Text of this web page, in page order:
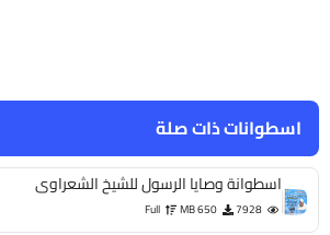
اسطوانات ذات صلة
اسطوانة وصايا الرسول للشيخ الشعراوى
7928
650 MB
Full